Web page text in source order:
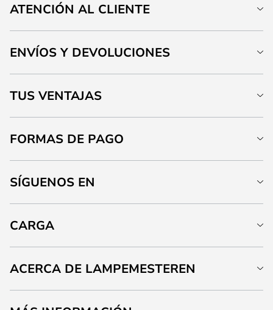
ATENCIÓN AL CLIENTE
ENVÍOS Y DEVOLUCIONES
TUS VENTAJAS
FORMAS DE PAGO
SÍGUENOS EN
CARGA
ACERCA DE LAMPEMESTEREN